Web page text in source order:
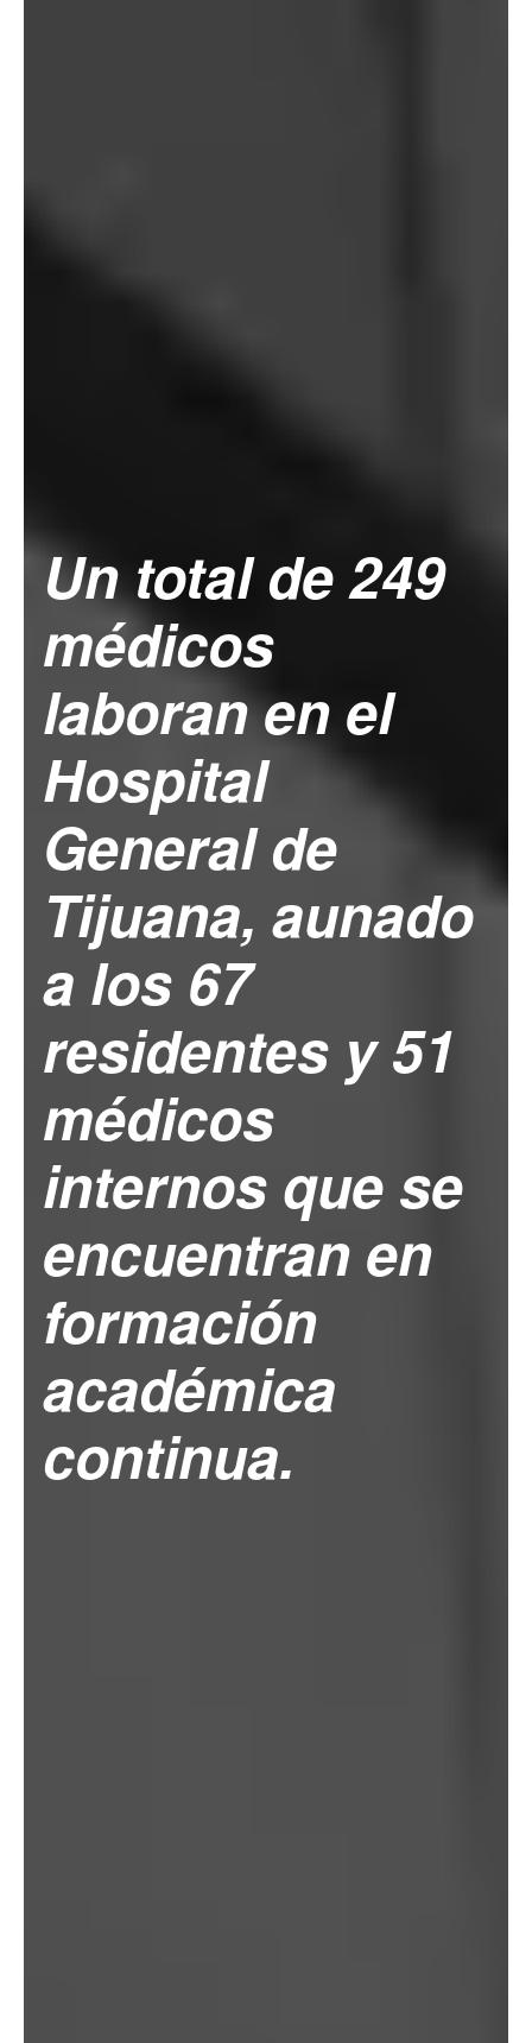
Un total de 249
médicos
laboran en el
Hospital
General de
Tijuana, aunado
a los 67
residentes y 51
médicos
internos que se
encuentran en
formación
académica
continua.